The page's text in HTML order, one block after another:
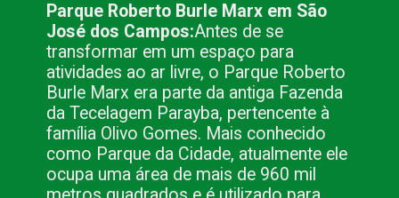
Parque Roberto Burle Marx em São
José dos Campos:Antes de se
transformar em um espaço para
atividades ao ar livre, o Parque Roberto
Burle Marx era parte da antiga Fazenda
da Tecelagem Parayba, pertencente à
família Olivo Gomes. Mais conhecido
como Parque da Cidade, atualmente ele
ocupa uma área de mais de 960 mil